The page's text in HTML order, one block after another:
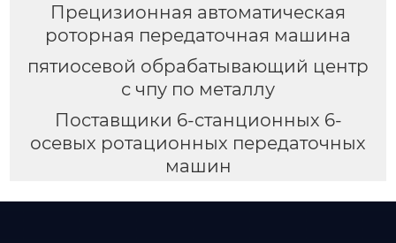
Прецизионная автоматическая
роторная передаточная машина
пятиосевой обрабатывающий центр
с чпу по металлу
Поставщики 6-станционных 6-
осевых ротационных передаточных
машин